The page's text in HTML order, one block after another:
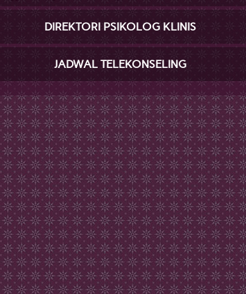
DIREKTORI PSIKOLOG KLINIS
JADWAL TELEKONSELING